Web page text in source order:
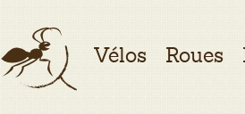
Aller
Aller
au
Vélos Roues